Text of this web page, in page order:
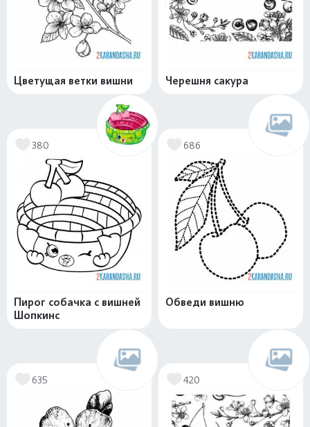
Цветущая ветки вишни Черешня сакура
380
Пирог собачка с вишней
Шопкинс
686
Обведи вишню
635 420